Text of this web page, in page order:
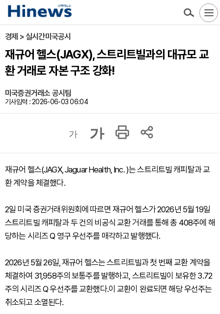
경제 > 실시간미국공시
재규어 헬스(JAGX), 스트리트빌과의 대규모 교
환 거래로 자본 구조 강화!
미국증권거래소 공시팀
기사입력 : 2026-06-03 06:04
가 가
재규어 헬스(JAGX, Jaguar Health, Inc. )는 스트리트빌 캐피탈과 교
환 계약을 체결했다.
2일 미국 증권거래위원회에 따르면 재규어 헬스가 2026년 5월 19일
스트리트빌 캐피탈과 두 건의 비공식 교환 거래를 통해 총 408주에 해
당하는 시리즈 Q 영구 우선주를 매각하고 발행했다.
2026년 5월 26일, 재규어 헬스는 스트리트빌과 첫 번째 교환 계약을
체결하여 31,958주의 보통주를 발행하고, 스트리트빌이 보유한 3.72
주의 시리즈 Q 우선주를 교환했다.이 교환이 완료되면 해당 우선주는
취소되고 소멸된다.